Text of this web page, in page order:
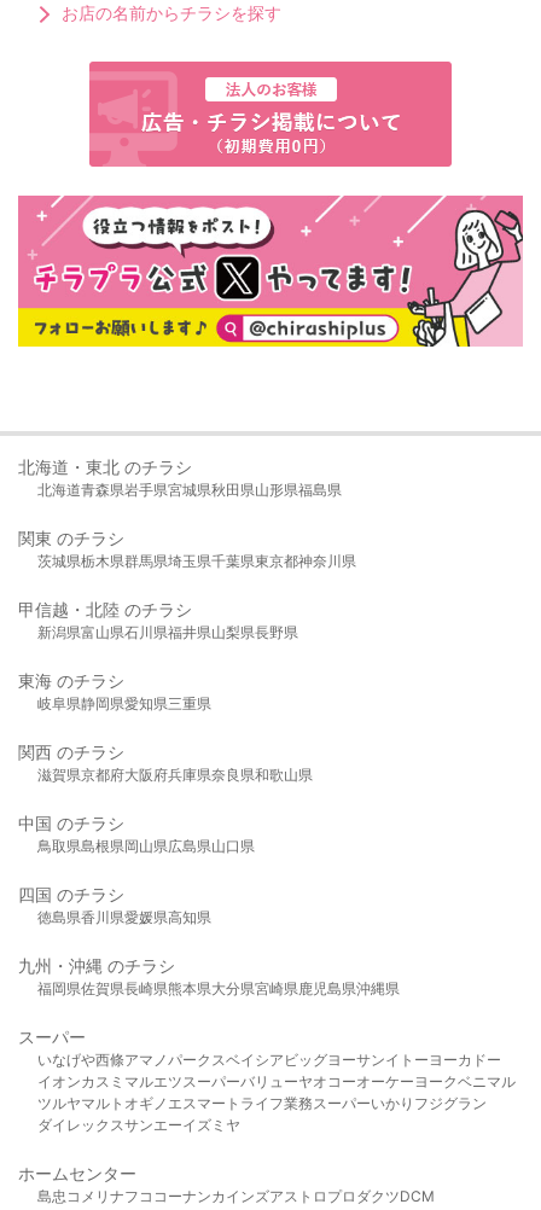
お店の名前からチラシを探す
北海道・東北 のチラシ
北海道青森県岩手県宮城県秋田県山形県福島県
関東 のチラシ
茨城県栃木県群馬県埼玉県千葉県東京都神奈川県
甲信越・北陸 のチラシ
新潟県富山県石川県福井県山梨県長野県
東海 のチラシ
岐阜県静岡県愛知県三重県
関西 のチラシ
滋賀県京都府大阪府兵庫県奈良県和歌山県
中国 のチラシ
鳥取県島根県岡山県広島県山口県
四国 のチラシ
徳島県香川県愛媛県高知県
九州・沖縄 のチラシ
福岡県佐賀県長崎県熊本県大分県宮崎県鹿児島県沖縄県
スーパー
いなげや西條アマノパークスベイシア ビッグヨーサンイトーヨーカドー
イオンカスミ マルエツスーパーバリューヤオコーオーケー ヨークベニマル
ツルヤマルト オギノ エスマート ライフ業務スーパーいかり フジグラン
ダイレックスサンエーイズミヤ
ホームセンター
島忠 コメリ ナフコ コーナンカインズアストロプロダクツDCM